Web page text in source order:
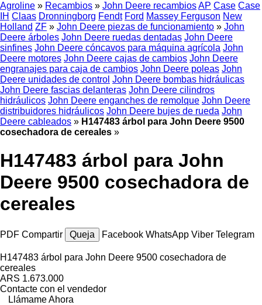
Agroline » Recambios » John Deere recambiosAP Case Case
IH Claas Dronningborg Fendt Ford Massey Ferguson New
Holland ZF » John Deere piezas de funcionamiento » John
Deere árboles John Deere ruedas dentadas John Deere
sinfines John Deere cóncavos para máquina agrícola John
Deere motores John Deere cajas de cambios John Deere
engranajes para caja de cambios John Deere poleas John
Deere unidades de control John Deere bombas hidráulicas
John Deere fascias delanteras John Deere cilindros
hidráulicos John Deere enganches de remolque John Deere
distribuidores hidráulicos John Deere bujes de rueda John
Deere cableados » H147483 árbol para John Deere 9500
cosechadora de cereales »
H147483 árbol para John
Deere 9500 cosechadora de
cereales
PDF Compartir Queja Facebook WhatsApp Viber Telegram
H147483 árbol para John Deere 9500 cosechadora de
cereales
ARS 1.673.000
Contacte con el vendedor
Llámame Ahora